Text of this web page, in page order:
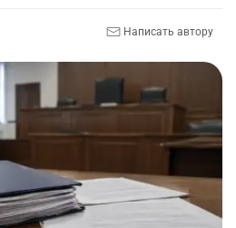
Написать автору